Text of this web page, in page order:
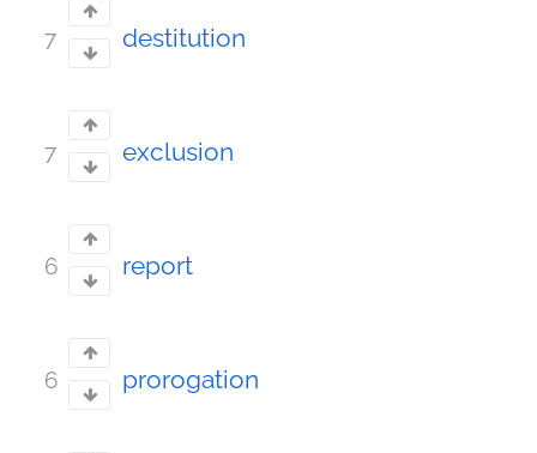
7 destitution
7 exclusion
6 report
6 prorogation